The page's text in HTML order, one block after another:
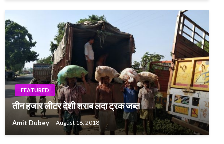
FEATURED
तीन हजार लीटर देशी शराब लदा ट्रक जब्त
Amit Dubey August 18, 2018